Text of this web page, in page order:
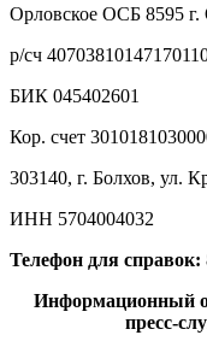
Орловское ОСБ 8595 г.
р/сч
БИК 045402601
Кор. счет
303140, г. Болхов, ул.
ИНН 5704004032
Телефон для справок:
Информационный
пресс-